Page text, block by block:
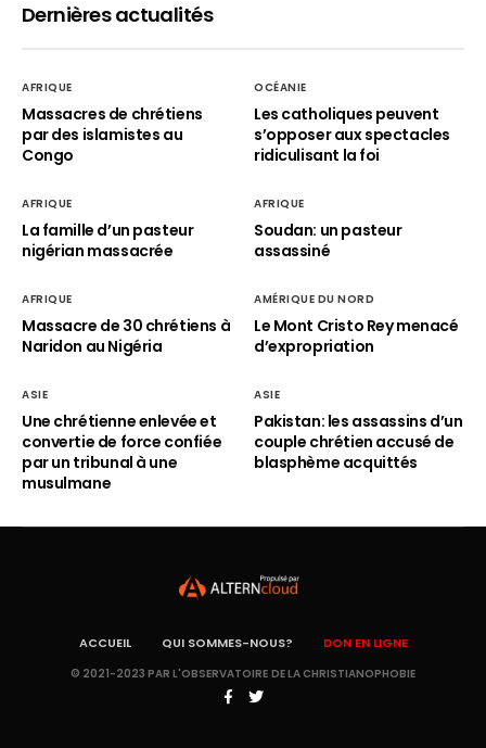
Dernières actualités
AFRIQUE
Massacres de chrétiens
par des islamistes au
Congo
OCÉANIE
Les catholiques peuvent
s’opposer aux spectacles
ridiculisant la foi
AFRIQUE
La famille d’un pasteur
nigérian massacrée
AFRIQUE
Soudan: un pasteur
assassiné
AFRIQUE
Massacre de 30 chrétiens à
Naridon au Nigéria
AMÉRIQUE DU NORD
Le Mont Cristo Rey menacé
d’expropriation
ASIE
Une chrétienne enlevée et
convertie de force confiée
par un tribunal à une
musulmane
ASIE
Pakistan: les assassins d’un
couple chrétien accusé de
blasphème acquittés
ACCUEIL QUI SOMMES-NOUS? DON EN LIGNE
© 2021-2023 PAR L'OBSERVATOIRE DE LA CHRISTIANOPHOBIE